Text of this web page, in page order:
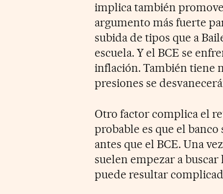
implica también
argumento más fuerte
subida de tipos que a
escuela. Y el BCE se
inflación. También tiene
presiones se
Otro factor complica el
probable es que el banco
antes que el BCE. Una
suelen empezar a
puede resultar